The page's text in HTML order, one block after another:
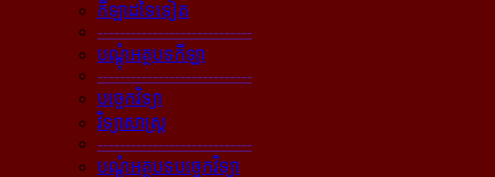
កីឡាដទៃទៀត
----------------------------
បណ្ដុំអត្ថបទកីឡា
----------------------------
បច្ចេកវិទ្យា
វិទ្យាសាស្ត្រ
----------------------------
បណ្ដុំអត្ថបទបច្ចេកវិទ្យា